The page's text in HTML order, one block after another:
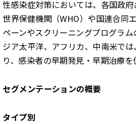
性感染症対策においては、各国政
世界保健機関（WHO）や国連合同
ペーンやスクリーニングプログラ
ジア太平洋、アフリカ、中南米で
り、感染者の早期発見・早期治療
セグメンテーションの概要
タイプ別